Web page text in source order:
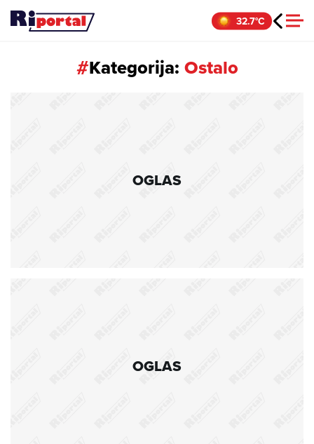
Skip
32.7°C
#Kategorija: Ostalo
OGLAS
OGLAS